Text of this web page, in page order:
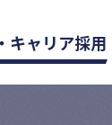
キャリア採用